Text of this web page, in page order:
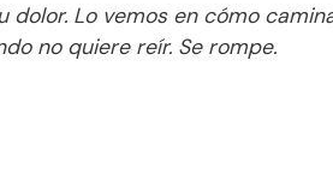
dolor. Lo vemos en cómo
no quiere reír. Se rompe.